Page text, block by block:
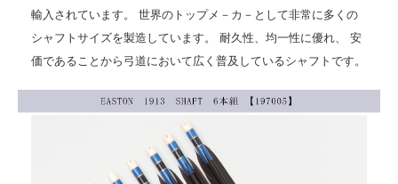
輸入されています。 世界のトップメ－カ－として非常に多くの
シャフトサイズを製造しています。 耐久性、均一性に優れ、 安
価であることから弓道において広く普及しているシャフトです。